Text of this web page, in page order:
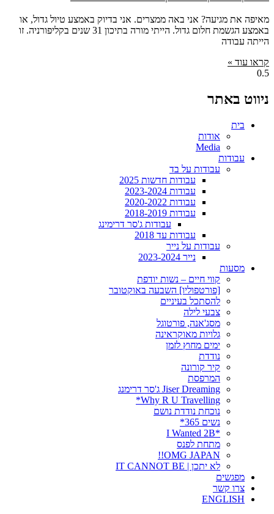
מאיפה את מגיעה? אני באה ממצרים. אני בדיוק באמצע טיול גדול, או
באמצע הגשמת חלום גדול. הייתי מורה בתיכון 31 שנים בקליפורניה. זו
הייתה עבודה
קראו עוד »
ניווט באתר
בית
אודות
Media
עבודות
עבודות על בד
עבודות חדשות 2025
עבודות 2023-2024
עבודות 2020-2022
עבודות 2018-2019
עבודות ג'סר דרימינג
עבודות עד 2018
עבודות על נייר
נייר 2023-2024
מסעות
קווי חיים – נשות יודפת
[פורטפוליו] השבעה באוקטובר
להסתכל בעיניים
צבעי לילה
מסג'אנה, פורטוגל
גלויות מאוקראינה
ימים מחוץ לזמן
נודדת
קיר קורונה
המרפסת
Jiser Dreaming ג'סר דרימנג
Why R U Travelling*
נוכחת נודדת נושם
נשים 365*
*I Wanted 2B
מתחת לפנס
OMG JAPAN!!
לא יתכן | IT CANNOT BE
מפגשים
צרו קשר
ENGLISH